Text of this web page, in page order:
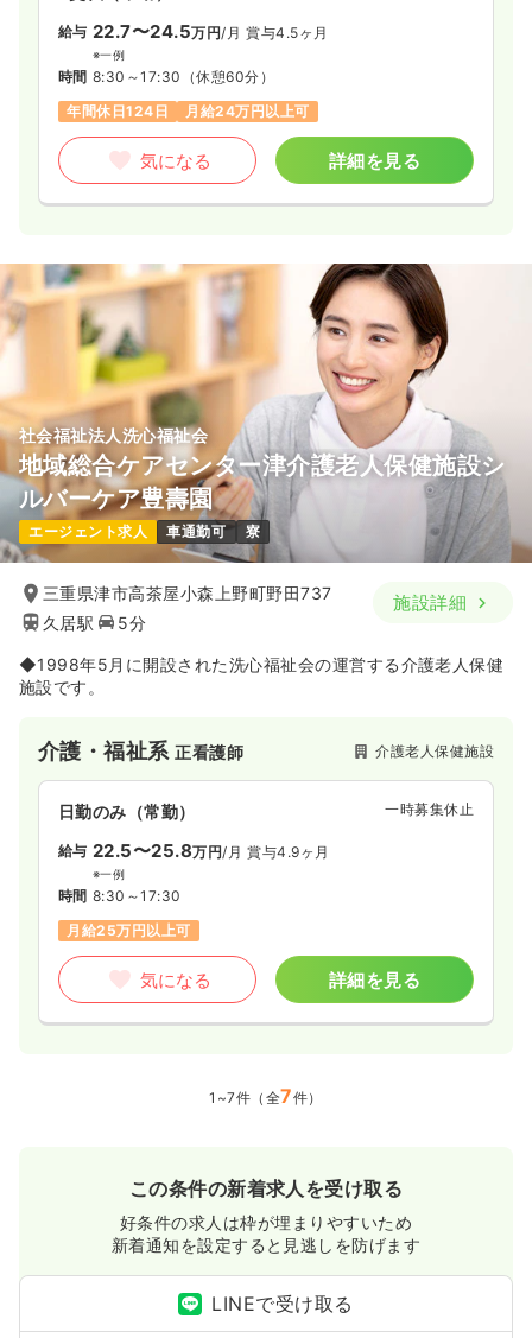
給与 22.7〜24.5万円/月 賞与4.5ヶ月
※一例
時間 8:30～17:30 （休憩60分）
年間休日124日
月給24万円以上可
気になる 詳細を見る
社会福祉法人洗心福祉会
地域総合ケアセンター津介護老人保健施設シ
ルバーケア豊壽園
エージェント求人 車通勤可 寮
三重県津市高茶屋小森上野町野田737
久居駅
5分
施設詳細
◆1998年5月に開設された洗心福祉会の運営する介護老人保健
施設です。
介護・福祉系正看護師 介護老人保健施設
日勤のみ（常勤） 一時募集休止
給与 22.5〜25.8万円/月 賞与4.9ヶ月
※一例
時間 8:30～17:30
月給25万円以上可
気になる 詳細を見る
1~7件（全7件）
この条件の新着求人を受け取る
好条件の求人は枠が埋まりやすいため
新着通知を設定すると見逃しを防げます
LINEで受け取る